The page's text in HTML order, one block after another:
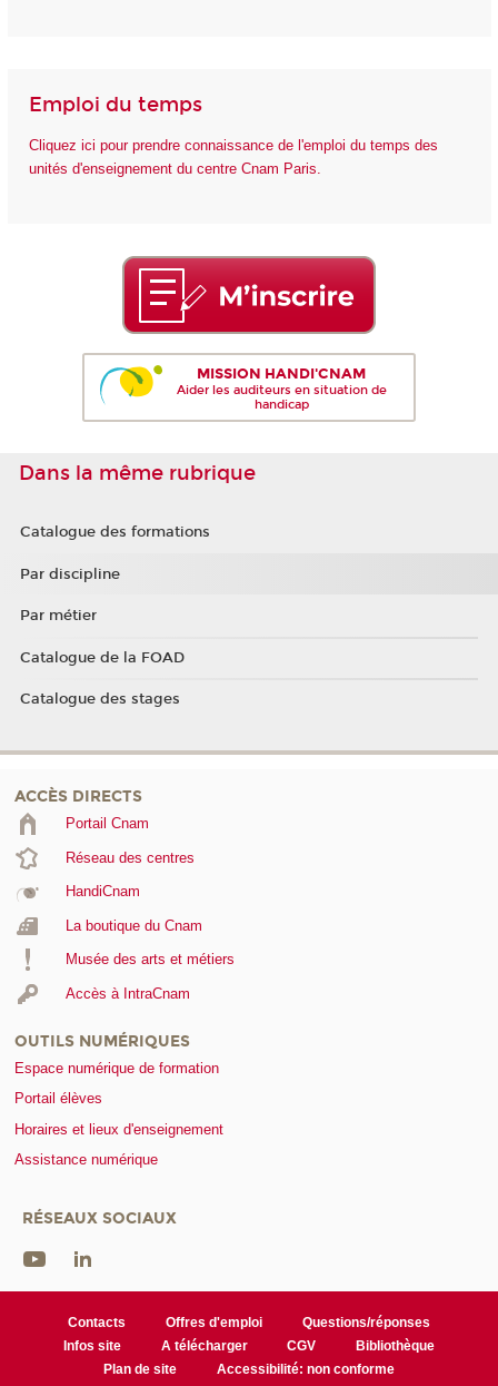
Emploi du temps
Cliquez ici pour prendre connaissance de l'emploi du temps des
unités d'enseignement du centre Cnam Paris.
MISSION HANDI'CNAM
Aider les auditeurs en situation de
handicap
Dans la même rubrique
Catalogue des formations
Par discipline
Par métier
Catalogue de la FOAD
Catalogue des stages
ACCÈS DIRECTS
Portail Cnam
Réseau des centres
HandiCnam
La boutique du Cnam
Musée des arts et métiers
Accès à IntraCnam
OUTILS NUMÉRIQUES
Espace numérique de formation
Portail élèves
Horaires et lieux d'enseignement
Assistance numérique
RÉSEAUX SOCIAUX
Contacts Offres d'emploi
Questions/réponses
Infos site
A télécharger CGV
Bibliothèque
Plan de site
Accessibilité: non conforme